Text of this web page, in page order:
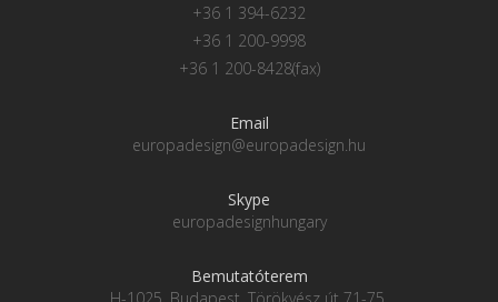
+36 1 394-6232
+36 1 200-9998
+36 1 200-8428(fax)
Email
europadesign@europadesign.hu
Skype
europadesignhungary
Bemutatóterem